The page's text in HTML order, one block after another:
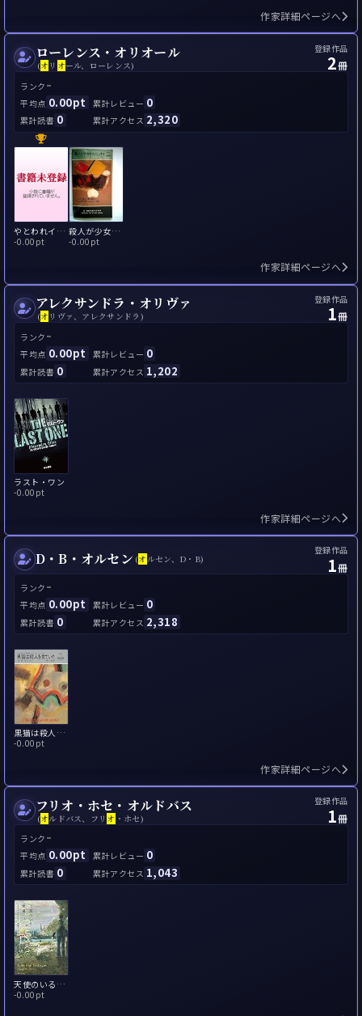
作家詳細ページへ
ローレンス・オリオール
(オ リ オール、ローレンス)
登録作品
2冊
ランク -
平均点 0.00pt 累計レビュー 0
累計読書 0 累計アクセス 2,320
やとわれインターン
-0.00pt
殺人が少女を大人にする
-0.00pt
作家詳細ページへ
アレクサンドラ・オリヴァ
(オ リヴァ、アレクサンドラ)
登録作品
1冊
ランク -
平均点 0.00pt 累計レビュー 0
累計読書 0 累計アクセス 1,202
ラスト・ワン
-0.00pt
作家詳細ページへ
D・B・オルセン (オルセン、D・B)
登録作品
1冊
ランク -
平均点 0.00pt 累計レビュー 0
累計読書 0 累計アクセス 2,318
黒猫は殺人を見ていた
-0.00pt
作家詳細ページへ
フリオ・ホセ・オルドバス
(オルドバス、フリ オ ・ホセ)
登録作品
1冊
ランク -
平均点 0.00pt 累計レビュー 0
累計読書 0 累計アクセス 1,043
天使のいる廃墟
-0.00pt